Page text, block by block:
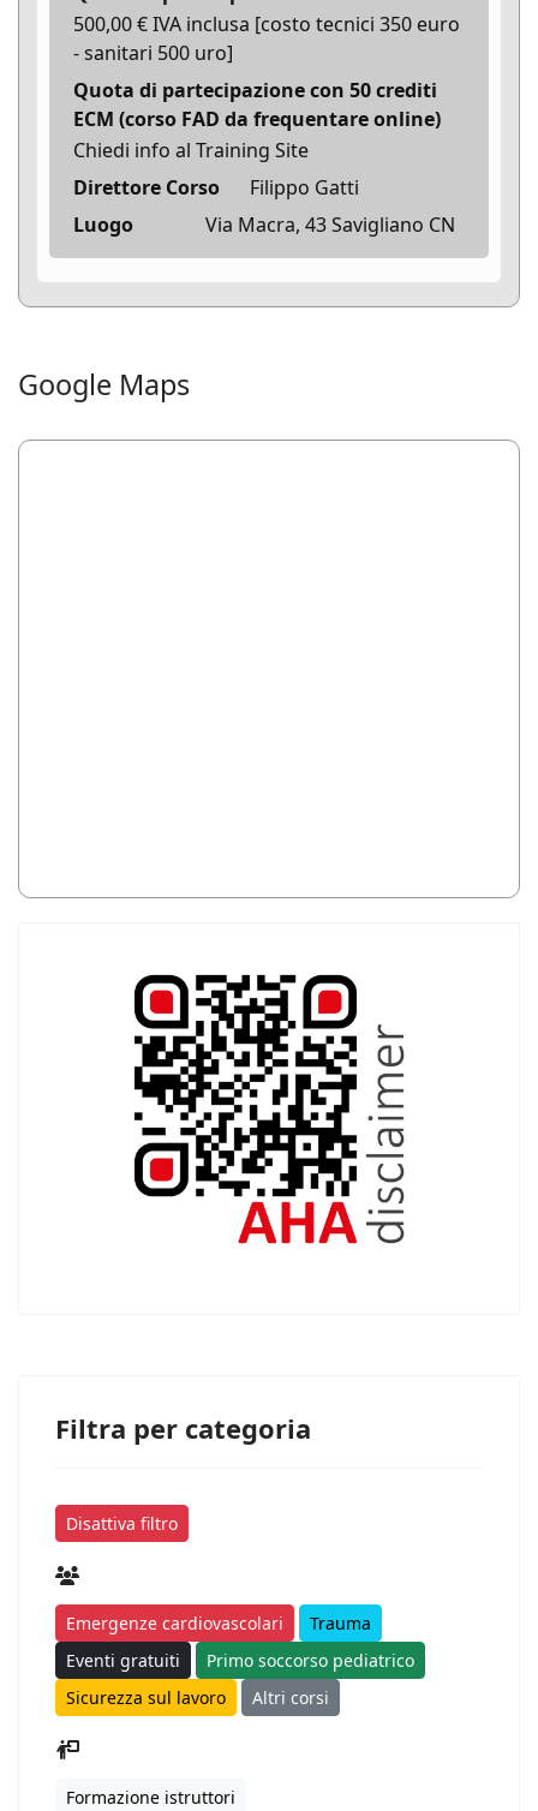
500,00 € IVA inclusa [costo tecnici 350 euro
- sanitari 500 uro]
Quota di partecipazione con 50 crediti
ECM (corso FAD da frequentare online)
Chiedi info al Training Site
Direttore Corso
Filippo Gatti
Luogo
Via Macra, 43 Savigliano CN
Google Maps
Filtra per categoria
Disattiva filtro
Emergenze cardiovascolari
Trauma
Eventi gratuiti
Primo soccorso pediatrico
Sicurezza sul lavoro
Altri corsi
Formazione istruttori